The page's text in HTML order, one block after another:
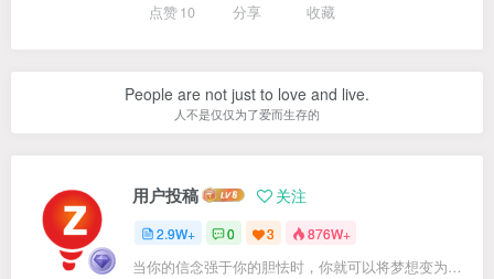
点赞10 分享 收藏
People are not just to love and live.
人不是仅仅为了爱而生存的
用户投稿 关注
2.9W+ 0 3 876W+
当你的信念强于你的胆怯时，你就可以将梦想变为现实了